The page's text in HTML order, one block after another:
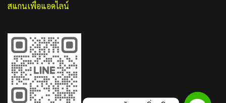
สแกนเพื่อแอดไลน์